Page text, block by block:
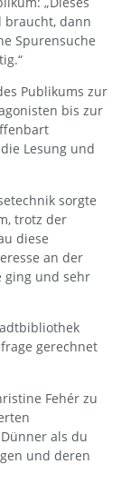
braucht, dann
Spurensuche
Publikums zur
bis zur
Lesung und
sorgte
trotz der
diese
an der
ging und sehr
gerechnet
Fehér zu
als du
und deren